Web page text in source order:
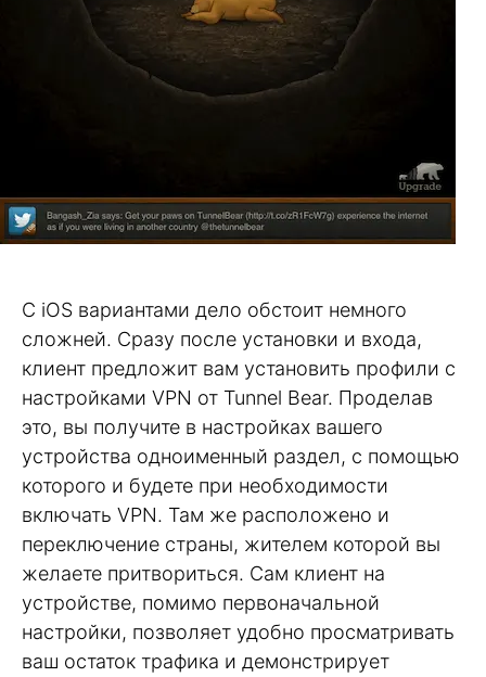
С iOS вариантами дело обстоит немного
сложней. Сразу после установки и входа,
клиент предложит вам установить профили с
настройками VPN от Tunnel Bear. Проделав
это, вы получите в настройках вашего
устройства одноименный раздел, с помощью
которого и будете при необходимости
включать VPN. Там же расположено и
переключение страны, жителем которой вы
желаете притвориться. Сам клиент на
устройстве, помимо первоначальной
настройки, позволяет удобно просматривать
ваш остаток трафика и демонстрирует